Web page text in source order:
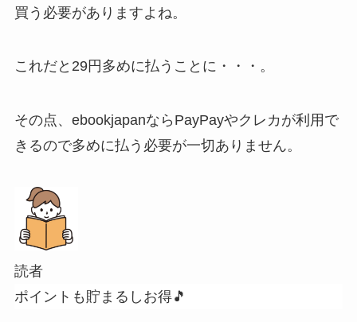
買う必要がありますよね。
これだと29円多めに払うことに・・・。
その点、ebookjapanならPayPayやクレカが利用で
きるので多めに払う必要が一切ありません。
読者
ポイントも貯まるしお得🎵